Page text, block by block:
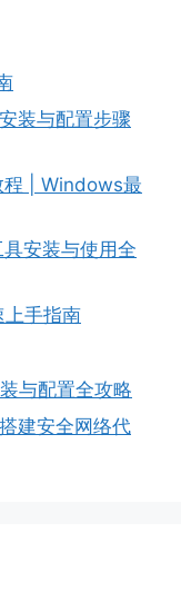
装与配置步骤
| Windows最
安装与使用全
手指南
与配置全攻略
建安全网络代